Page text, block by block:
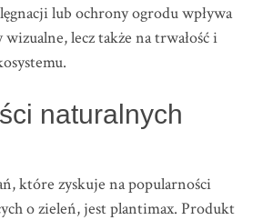
lub ochrony ogrodu wpływa
lecz także na trwałość i
naturalnych
które zyskuje na popularności
o zieleń, jest plantimax. Produkt